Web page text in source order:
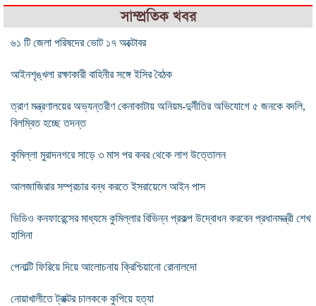
সাম্প্রতিক খবর
৬১ টি জেলা পরিষদের ভোট ১৭ অক্টোবর
আইনশৃঙ্খলা রক্ষাকারী বাহিনীর সঙ্গে ইসির বৈঠক
ত্রাণ মন্ত্রণালয়ের অভ্যন্তরীণ কেনাকাটায় অনিয়ম-দুর্নীতির অভিযোগে ৫ জনকে বদলি,
বিলম্বিত হচ্ছে তদন্ত
কুমিল্লা মুরাদনগরে সাড়ে ৩ মাস পর কবর থেকে লাশ উত্তোলন
আলজাজিরার সম্প্রচার বন্ধ করতে ইসরায়েলে আইন পাস
ভিডিও কনফারেন্সের মাধ্যমে কুমিল্লার বিভিন্ন প্রকল্প উদ্বোধন করবেন প্রধানমন্ত্রী শেখ
হাসিনা
পেনাল্টি ফিরিয়ে দিয়ে আলোচনায় ক্রিশ্চিয়ানো রোনালদো
নোয়াখালীতে ট্রাক্টর চালককে কুপিয়ে হত্যা